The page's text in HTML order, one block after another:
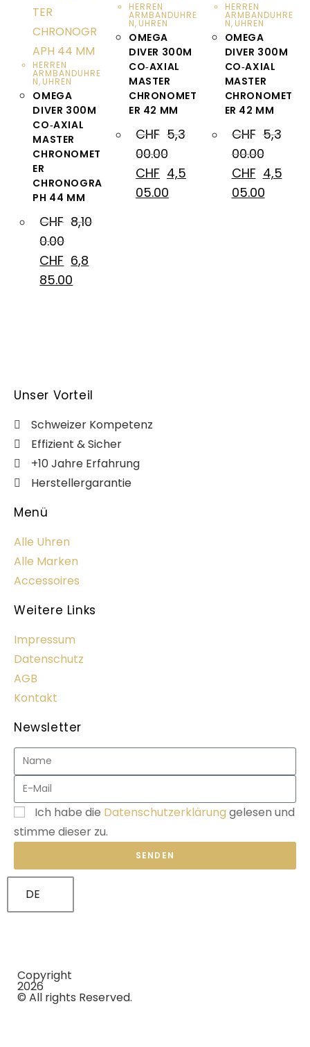
HERREN
ARMBANDUHRE
N, UHREN
OMEGA
DIVER 300M
CO‑AXIAL
MASTER
CHRONOMET
ER
CHRONOGRA
PH 44 MM
CHF 8,10
0.00
CHF 6,8
85.00
HERREN
ARMBANDUHRE
N, UHREN
OMEGA
DIVER 300M
CO‑AXIAL
MASTER
CHRONOMET
ER 42 MM
CHF 5,3
00.00
CHF 4,5
05.00
HERREN
ARMBANDUHRE
N, UHREN
OMEGA
DIVER 300M
CO‑AXIAL
MASTER
CHRONOMET
ER 42 MM
CHF 5,3
00.00
CHF 4,5
05.00
Unser Vorteil
Schweizer Kompetenz
Effizient & Sicher
+10 Jahre Erfahrung
Herstellergarantie
Menü
Alle Uhren
Alle Marken
Accessoires
Weitere Links
Impressum
Datenschutz
AGB
Kontakt
Newsletter
Ich habe die Datenschutzerklärung gelesen und
stimme dieser zu.
SENDEN
DE
Copyright
2026
© All rights Reserved.